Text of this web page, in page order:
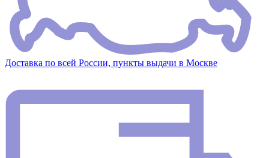
Доставка по всей России, пункты выдачи в Москве